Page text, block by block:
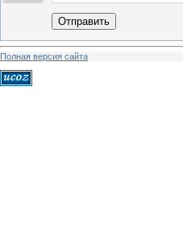
Отправить
Полная версия сайта